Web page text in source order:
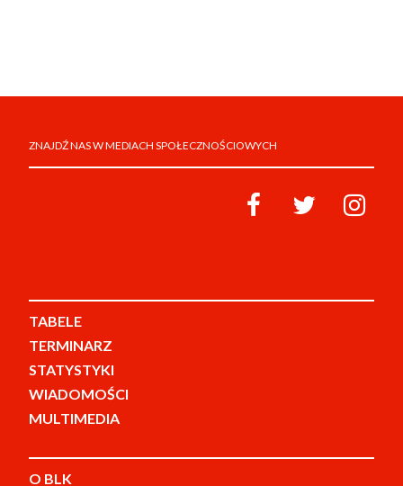
ZNAJDŹ NAS W MEDIACH SPOŁECZNOŚCIOWYCH
TABELE
TERMINARZ
STATYSTYKI
WIADOMOŚCI
MULTIMEDIA
O BLK